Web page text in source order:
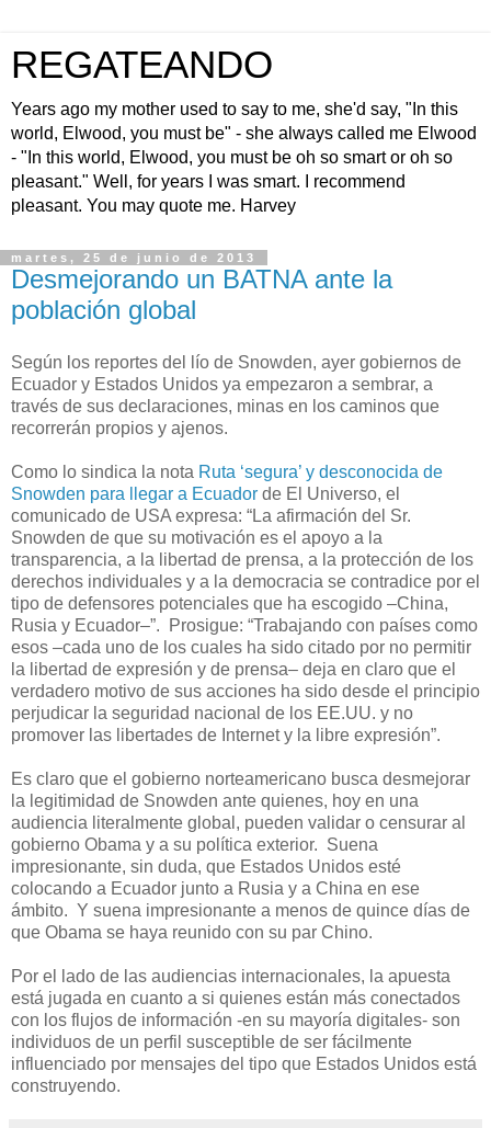
REGATEANDO
Years ago my mother used to say to me, she'd say, "In this
world, Elwood, you must be" - she always called me Elwood
- "In this world, Elwood, you must be oh so smart or oh so
pleasant." Well, for years I was smart. I recommend
pleasant. You may quote me. Harvey
martes, 25 de junio de 2013
Desmejorando un BATNA ante la
población global
Según los reportes del lío de Snowden, ayer gobiernos de
Ecuador y Estados Unidos ya empezaron a sembrar, a
través de sus declaraciones, minas en los caminos que
recorrerán propios y ajenos.
Como lo sindica la nota Ruta ‘segura’ y desconocida de
Snowden para llegar a Ecuador de El Universo, el
comunicado de USA expresa: “La afirmación del Sr.
Snowden de que su motivación es el apoyo a la
transparencia, a la libertad de prensa, a la protección de los
derechos individuales y a la democracia se contradice por el
tipo de defensores potenciales que ha escogido –China,
Rusia y Ecuador–”. Prosigue: “Trabajando con países como
esos –cada uno de los cuales ha sido citado por no permitir
la libertad de expresión y de prensa– deja en claro que el
verdadero motivo de sus acciones ha sido desde el principio
perjudicar la seguridad nacional de los EE.UU. y no
promover las libertades de Internet y la libre expresión”.
Es claro que el gobierno norteamericano busca desmejorar
la legitimidad de Snowden ante quienes, hoy en una
audiencia literalmente global, pueden validar o censurar al
gobierno Obama y a su política exterior. Suena
impresionante, sin duda, que Estados Unidos esté
colocando a Ecuador junto a Rusia y a China en ese
ámbito. Y suena impresionante a menos de quince días de
que Obama se haya reunido con su par Chino.
Por el lado de las audiencias internacionales, la apuesta
está jugada en cuanto a si quienes están más conectados
con los flujos de información -en su mayoría digitales- son
individuos de un perfil susceptible de ser fácilmente
influenciado por mensajes del tipo que Estados Unidos está
construyendo.